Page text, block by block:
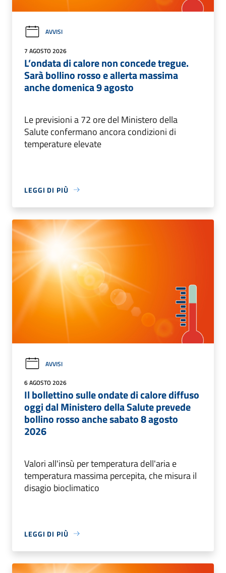
AVVISI
7 AGOSTO 2026
L’ondata di calore non concede tregue.
Sarà bollino rosso e allerta massima
anche domenica 9 agosto
Le previsioni a 72 ore del Ministero della
Salute confermano ancora condizioni di
temperature elevate
LEGGI DI PIÙ
AVVISI
6 AGOSTO 2026
Il bollettino sulle ondate di calore diffuso
oggi dal Ministero della Salute prevede
bollino rosso anche sabato 8 agosto
2026
Valori all'insù per temperatura dell'aria e
temperatura massima percepita, che misura il
disagio bioclimatico
LEGGI DI PIÙ